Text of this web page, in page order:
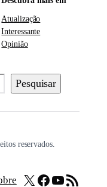
Atualização
Interessante
Opinião
Pesquisar
reservados.
X Facebook
Youtube
Feed RSS